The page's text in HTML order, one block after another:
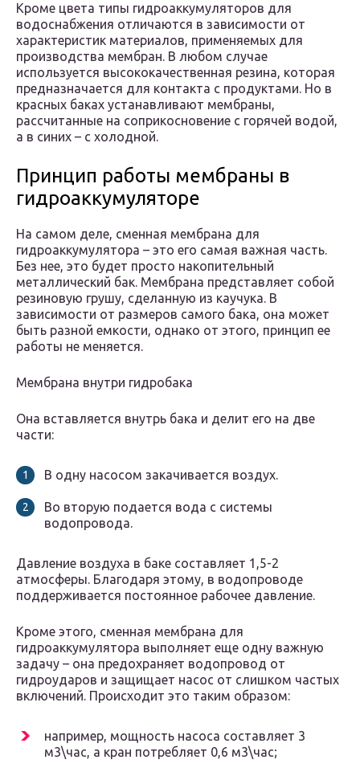
Кроме цвета типы гидроаккумуляторов для
водоснабжения отличаются в зависимости от
характеристик материалов, применяемых для
производства мембран. В любом случае
используется высококачественная резина, которая
предназначается для контакта с продуктами. Но в
красных баках устанавливают мембраны,
рассчитанные на соприкосновение с горячей водой,
а в синих – с холодной.
Принцип работы мембраны в
гидроаккумуляторе
На самом деле, сменная мембрана для
гидроаккумулятора – это его самая важная часть.
Без нее, это будет просто накопительный
металлический бак. Мембрана представляет собой
резиновую грушу, сделанную из каучука. В
зависимости от размеров самого бака, она может
быть разной емкости, однако от этого, принцип ее
работы не меняется.
Мембрана внутри гидробака
Она вставляется внутрь бака и делит его на две
части:
В одну насосом закачивается воздух.
Во вторую подается вода с системы
водопровода.
Давление воздуха в баке составляет 1,5-2
атмосферы. Благодаря этому, в водопроводе
поддерживается постоянное рабочее давление.
Кроме этого, сменная мембрана для
гидроаккумулятора выполняет еще одну важную
задачу – она предохраняет водопровод от
гидроударов и защищает насос от слишком частых
включений. Происходит это таким образом:
например, мощность насоса составляет 3
м3\час, а кран потребляет 0,6 м3\час;